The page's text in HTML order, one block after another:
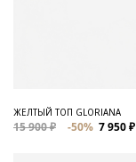
ЖЕЛТЫЙ ТОП GLORIANA
15 900 ₽ -50% 7 950 ₽